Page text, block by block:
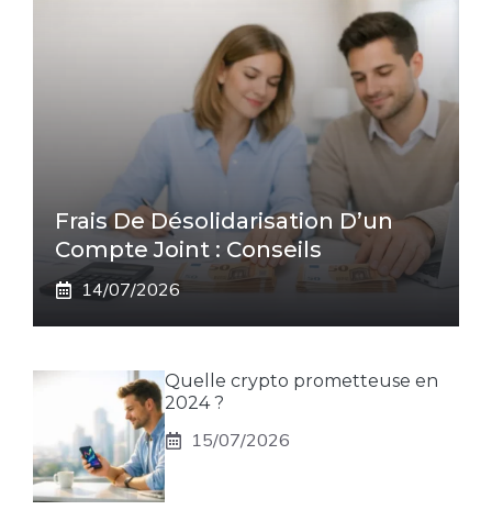
Frais De Désolidarisation D’un
Compte Joint : Conseils
14/07/2026
Quelle crypto prometteuse en
2024 ?
15/07/2026